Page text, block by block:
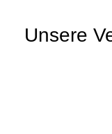
Unsere